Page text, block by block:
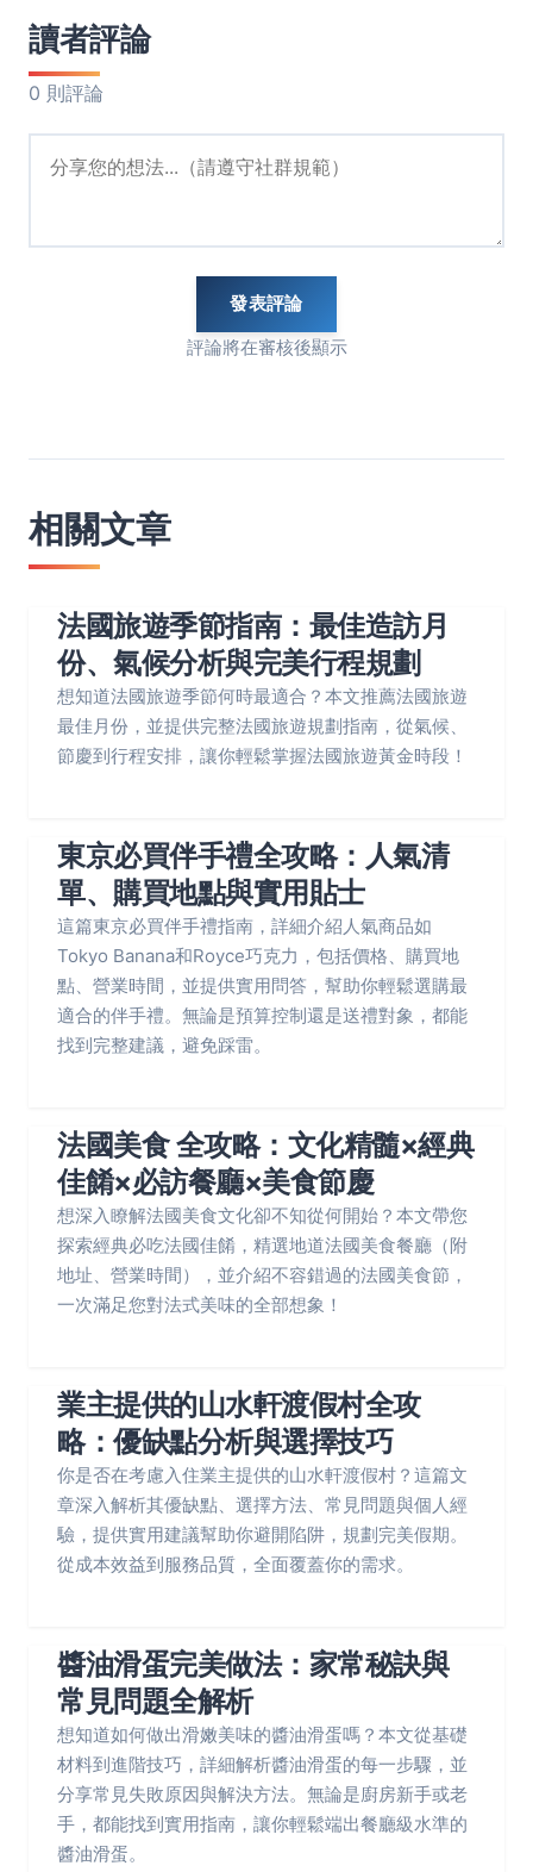
讀者評論
0 則評論
發表評論
評論將在審核後顯示
相關文章
法國旅遊季節指南：最佳造訪月
份、氣候分析與完美行程規劃
想知道法國旅遊季節何時最適合？本文推薦法國旅遊
最佳月份，並提供完整法國旅遊規劃指南，從氣候、
節慶到行程安排，讓你輕鬆掌握法國旅遊黃金時段！
東京必買伴手禮全攻略：人氣清
單、購買地點與實用貼士
這篇東京必買伴手禮指南，詳細介紹人氣商品如
Tokyo Banana和Royce巧克力，包括價格、購買地
點、營業時間，並提供實用問答，幫助你輕鬆選購最
適合的伴手禮。無論是預算控制還是送禮對象，都能
找到完整建議，避免踩雷。
法國美食 全攻略：文化精髓×經典
佳餚×必訪餐廳×美食節慶
想深入瞭解法國美食文化卻不知從何開始？本文帶您
探索經典必吃法國佳餚，精選地道法國美食餐廳（附
地址、營業時間），並介紹不容錯過的法國美食節，
一次滿足您對法式美味的全部想象！
業主提供的山水軒渡假村全攻
略：優缺點分析與選擇技巧
你是否在考慮入住業主提供的山水軒渡假村？這篇文
章深入解析其優缺點、選擇方法、常見問題與個人經
驗，提供實用建議幫助你避開陷阱，規劃完美假期。
從成本效益到服務品質，全面覆蓋你的需求。
醬油滑蛋完美做法：家常秘訣與
常見問題全解析
想知道如何做出滑嫩美味的醬油滑蛋嗎？本文從基礎
材料到進階技巧，詳細解析醬油滑蛋的每一步驟，並
分享常見失敗原因與解決方法。無論是廚房新手或老
手，都能找到實用指南，讓你輕鬆端出餐廳級水準的
醬油滑蛋。